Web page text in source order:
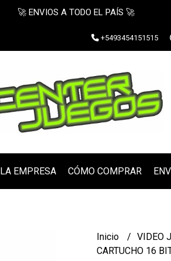
🚀 ENVIOS A TODO EL PAÍS 🚀
+5493454151515
LA EMPRESA CÓMO COMPRAR
Inicio VIDEO
CARTUCHO 16